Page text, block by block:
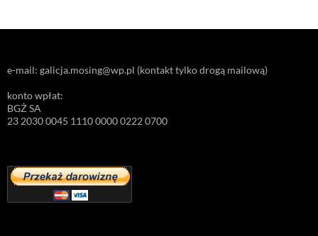
e-mail: galicja.mosing@wp.pl (kontakt tylko drogą mailową)
konto wpłat:
BGŻ SA
23 2030 0045 1110 0000 0222 0700